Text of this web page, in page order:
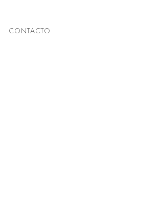
CONTACTO